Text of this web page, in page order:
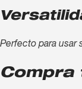
Perfecto para usar
Compra